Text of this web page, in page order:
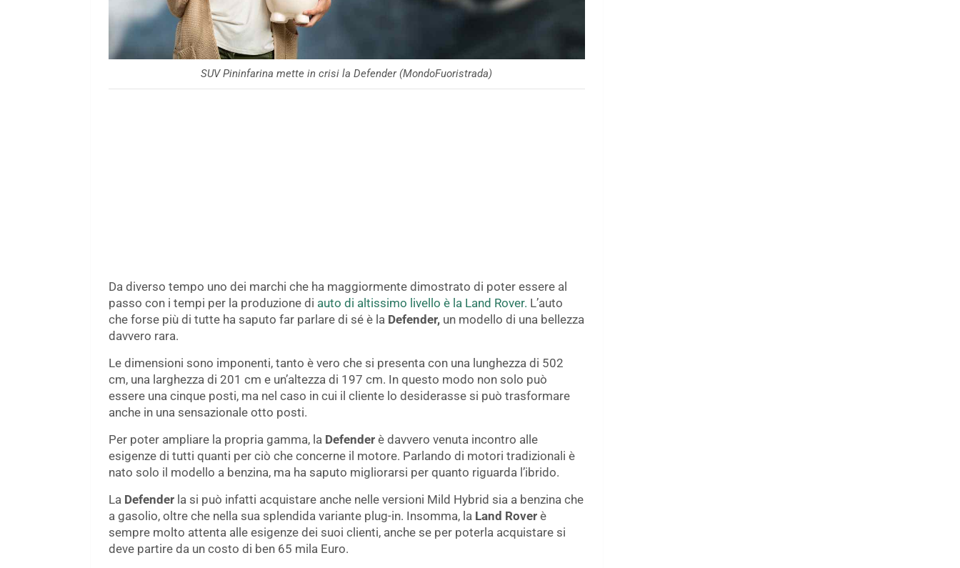
SUV Pininfarina mette in crisi la Defender (MondoFuoristrada)
Da diverso tempo uno dei marchi che ha maggiormente dimostrato di poter essere al
passo con i tempi per la produzione di auto di altissimo livello è la Land Rover. L’auto
che forse più di tutte ha saputo far parlare di sé è la Defender, un modello di una bellezza
davvero rara.
Le dimensioni sono imponenti, tanto è vero che si presenta con una lunghezza di 502
cm, una larghezza di 201 cm e un’altezza di 197 cm. In questo modo non solo può
essere una cinque posti, ma nel caso in cui il cliente lo desiderasse si può trasformare
anche in una sensazionale otto posti.
Per poter ampliare la propria gamma, la Defender è davvero venuta incontro alle
esigenze di tutti quanti per ciò che concerne il motore. Parlando di motori tradizionali è
nato solo il modello a benzina, ma ha saputo migliorarsi per quanto riguarda l’ibrido.
La Defender la si può infatti acquistare anche nelle versioni Mild Hybrid sia a benzina che
a gasolio, oltre che nella sua splendida variante plug-in. Insomma, la Land Rover è
sempre molto attenta alle esigenze dei suoi clienti, anche se per poterla acquistare si
deve partire da un costo di ben 65 mila Euro.